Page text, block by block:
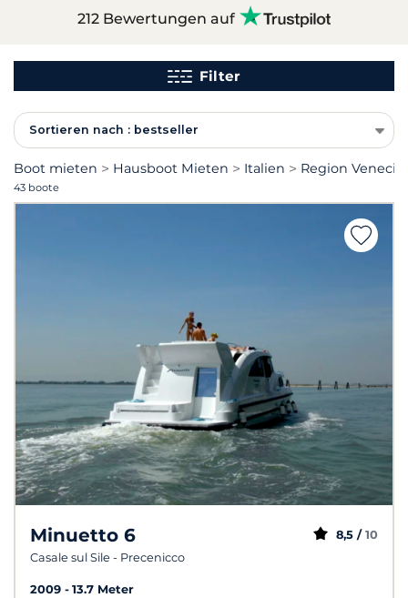
212 Bewertungen auf
Filter
Sortieren nach : bestseller
Boot mieten Hausboot Mieten Italien Region Venecia
43 boote
Minuetto 6
Casale sul Sile - Precenicco
8,5 / 10
2009
13.7 Meter